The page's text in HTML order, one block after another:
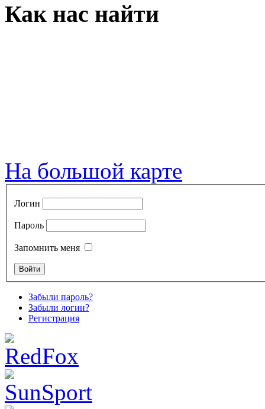
Как нас найти
На большой карте
Логин
Пароль
Запомнить меня
Забыли пароль?
Забыли логин?
Регистрация